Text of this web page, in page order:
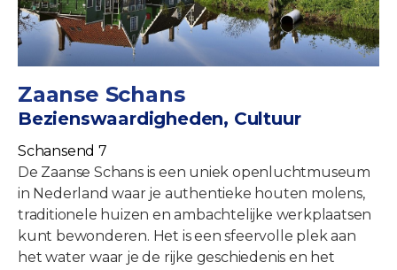
Zaanse Schans
Bezienswaardigheden, Cultuur
Schansend 7
De Zaanse Schans is een uniek openluchtmuseum
in Nederland waar je authentieke houten molens,
traditionele huizen en ambachtelijke werkplaatsen
kunt bewonderen. Het is een sfeervolle plek aan
het water waar je de rijke geschiedenis en het